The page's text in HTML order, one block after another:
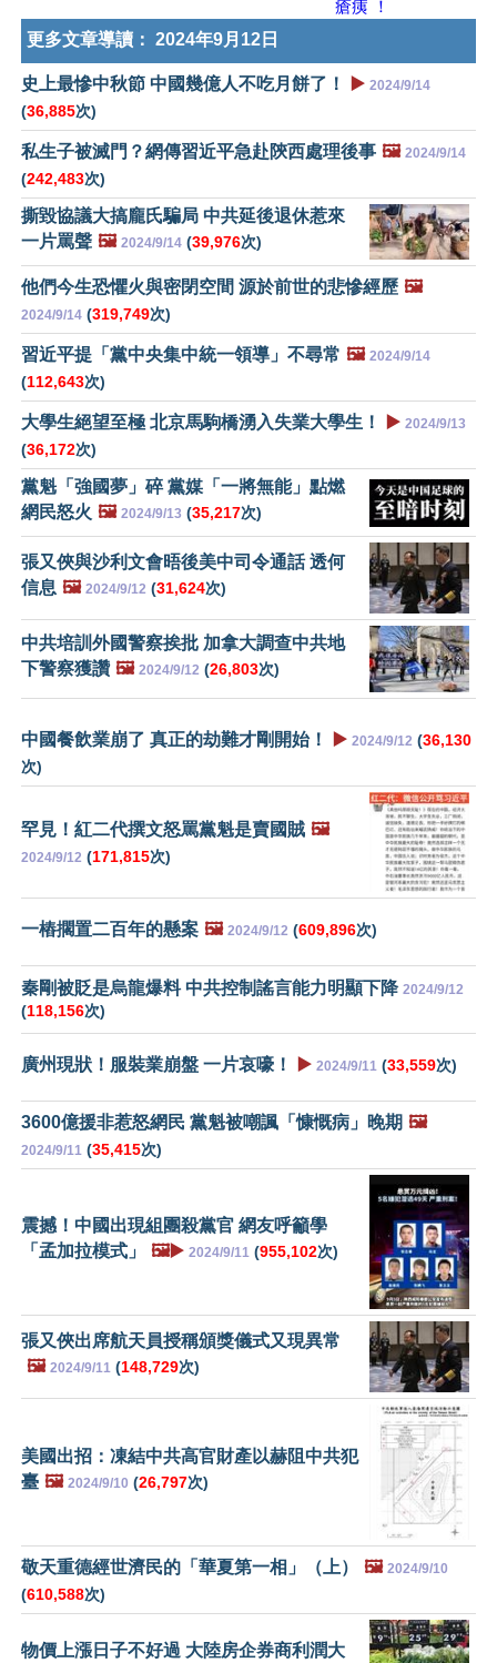
瘡痍 ！
更多文章導讀： 2024年9月12日
史上最慘中秋節 中國幾億人不吃月餅了！ ▶️ 2024/9/14
(36,885次)
私生子被滅門？網傳習近平急赴陝西處理後事 🖼️ 2024/9/14
(242,483次)
撕毀協議大搞龐氏騙局 中共延後退休惹來
一片罵聲 🖼️ 2024/9/14 (39,976次)
他們今生恐懼火與密閉空間 源於前世的悲慘經歷 🖼️
2024/9/14 (319,749次)
習近平提「黨中央集中統一領導」不尋常 🖼️ 2024/9/14
(112,643次)
大學生絕望至極 北京馬駒橋湧入失業大學生！ ▶️ 2024/9/13
(36,172次)
黨魁「強國夢」碎 黨媒「一將無能」點燃
網民怒火 🖼️ 2024/9/13 (35,217次)
張又俠與沙利文會晤後美中司令通話 透何
信息 🖼️ 2024/9/12 (31,624次)
中共培訓外國警察挨批 加拿大調查中共地
下警察獲讚 🖼️ 2024/9/12 (26,803次)
中國餐飲業崩了 真正的劫難才剛開始！ ▶️ 2024/9/12 (36,130
次)
罕見！紅二代撰文怒罵黨魁是賣國賊 🖼️
2024/9/12 (171,815次)
一樁擱置二百年的懸案 🖼️ 2024/9/12 (609,896次)
秦剛被貶是烏龍爆料 中共控制謠言能力明顯下降 2024/9/12
(118,156次)
廣州現狀！服裝業崩盤 一片哀嚎！ ▶️ 2024/9/11 (33,559次)
3600億援非惹怒網民 黨魁被嘲諷「慷慨病」晚期 🖼️
2024/9/11 (35,415次)
震撼！中國出現組團殺黨官 網友呼籲學
「孟加拉模式」
🖼️▶️ 2024/9/11 (955,102次)
張又俠出席航天員授稱頒獎儀式又現異常
🖼️ 2024/9/11 (148,729次)
美國出招：凍結中共高官財產以赫阻中共犯
臺 🖼️ 2024/9/10 (26,797次)
敬天重德經世濟民的「華夏第一相」（上） 🖼️ 2024/9/10
(610,588次)
物價上漲日子不好過 大陸房企券商利潤大